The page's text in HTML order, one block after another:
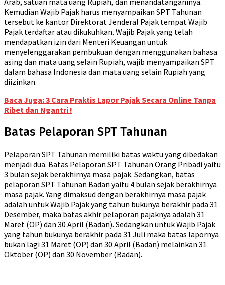
Kemudian Wajib Pajak harus menyampaikan SPT Tahunan
tersebut ke kantor Direktorat Jenderal Pajak tempat Wajib
Pajak terdaftar atau dikukuhkan. Wajib Pajak yang telah
mendapatkan izin dari Menteri Keuangan untuk
menyelenggarakan pembukuan dengan menggunakan bahasa
asing dan mata uang selain Rupiah, wajib menyampaikan SPT
dalam bahasa Indonesia dan mata uang selain Rupiah yang
diizinkan.
Baca Juga: 3 Cara Praktis Lapor Pajak Secara Online Tanpa
Ribet dan Ngantri !
Batas Pelaporan SPT Tahunan
Pelaporan SPT Tahunan memiliki batas waktu yang dibedakan
menjadi dua. Batas Pelaporan SPT Tahunan Orang Pribadi yaitu
3 bulan sejak berakhirnya masa pajak. Sedangkan, batas
pelaporan SPT Tahunan Badan yaitu 4 bulan sejak berakhirnya
masa pajak. Yang dimaksud dengan berakhirnya masa pajak
adalah untuk Wajib Pajak yang tahun bukunya berakhir pada 31
Desember, maka batas akhir pelaporan pajaknya adalah 31
Maret (OP) dan 30 April (Badan). Sedangkan untuk Wajib Pajak
yang tahun bukunya berakhir pada 31 Juli maka batas lapornya
bukan lagi 31 Maret (OP) dan 30 April (Badan) melainkan 31
Oktober (OP) dan 30 November (Badan).